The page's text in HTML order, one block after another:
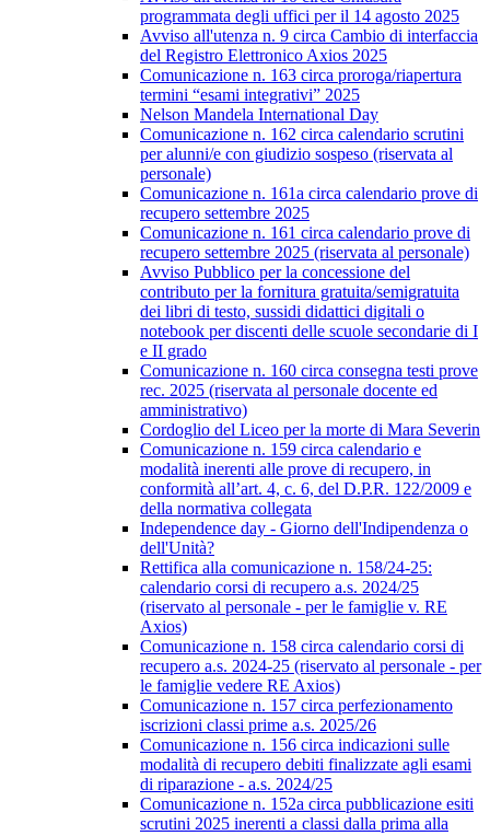
programmata degli uffici per il 14 agosto 2025
Avviso all'utenza n. 9 circa Cambio di interfaccia
del Registro Elettronico Axios 2025
Comunicazione n. 163 circa proroga/riapertura
termini “esami integrativi” 2025
Nelson Mandela International Day
Comunicazione n. 162 circa calendario scrutini
per alunni/e con giudizio sospeso (riservata al
personale)
Comunicazione n. 161a circa calendario prove di
recupero settembre 2025
Comunicazione n. 161 circa calendario prove di
recupero settembre 2025 (riservata al personale)
Avviso Pubblico per la concessione del
contributo per la fornitura gratuita/semigratuita
dei libri di testo, sussidi didattici digitali o
notebook per discenti delle scuole secondarie di I
e II grado
Comunicazione n. 160 circa consegna testi prove
rec. 2025 (riservata al personale docente ed
amministrativo)
Cordoglio del Liceo per la morte di Mara Severin
Comunicazione n. 159 circa calendario e
modalità inerenti alle prove di recupero, in
conformità all’art. 4, c. 6, del D.P.R. 122/2009 e
della normativa collegata
Independence day - Giorno dell'Indipendenza o
dell'Unità?
Rettifica alla comunicazione n. 158/24-25:
calendario corsi di recupero a.s. 2024/25
(riservato al personale - per le famiglie v. RE
Axios)
Comunicazione n. 158 circa calendario corsi di
recupero a.s. 2024-25 (riservato al personale - per
le famiglie vedere RE Axios)
Comunicazione n. 157 circa perfezionamento
iscrizioni classi prime a.s. 2025/26
Comunicazione n. 156 circa indicazioni sulle
modalità di recupero debiti finalizzate agli esami
di riparazione - a.s. 2024/25
Comunicazione n. 152a circa pubblicazione esiti
scrutini 2025 inerenti a classi dalla prima alla